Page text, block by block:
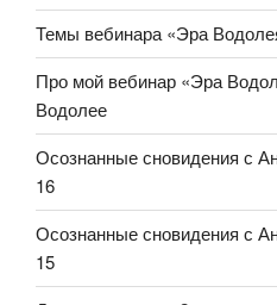
Темы вебинара «Эра
Про мой вебинар «Эра
Водолее
Осознанные сновидения с
16
Осознанные сновидения с
15